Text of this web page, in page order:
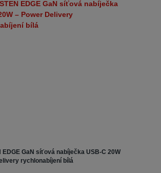
EDGE GaN síťová nabíječka USB-C 20W
rychlonabíjení bílá